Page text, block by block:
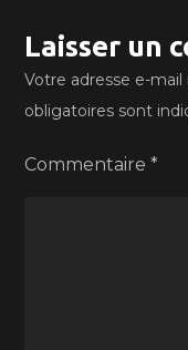
Laisser un
Votre adresse e-mail
obligatoires sont
Commentaire*